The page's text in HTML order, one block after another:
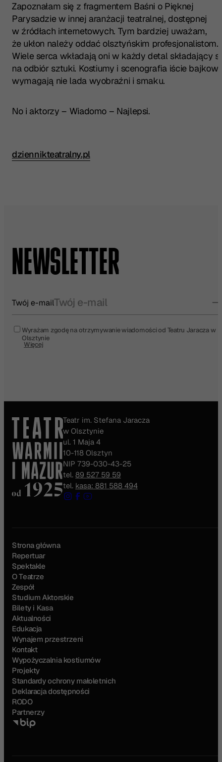
Zapoznałam się z fragmentem Baśni o Pięknej
Parysadzie w innej aranżacji teatralnej, dostępnej
w źródłach internetowych. Tym bardziej uważam,
że ukłon należy oddać olsztyńskim profesjonalistom.
Wiele serca wkładają oni w każdy detal składający
na odbiór sztuki. Kostiumy i scenografia iście
wymagają nie lada wyobraźni i smaku.
No i aktorzy – Wiadomo – Najlepsi.
Przeczytaj pełną recenzję w źródle:
dziennikteatralny.pl
NEWSLETTER
Twój e-mail
Wyrażam zgodę na otrzymywanie wiadomości od Teatru Jaracza w
Olsztynie
Więcej
Teatr im. Stefana Jaracza
w Olsztynie
ul. 1 Maja 4
10-118 Olsztyn
NIP 739-030-43-25
tel. 89 527 59 59
tel. kasa: 881 588 494
Strona główna
Repertuar
Spektakle
O Teatrze
Zespół
Studium Aktorskie
Bilety i Kasa
Aktualności
Edukacja
Wynajem przestrzeni
Kontakt
Wypożyczalnia kostiumów
Projekty
Standardy ochrony małoletnich
Deklaracja dostępności
RODO
Partnerzy